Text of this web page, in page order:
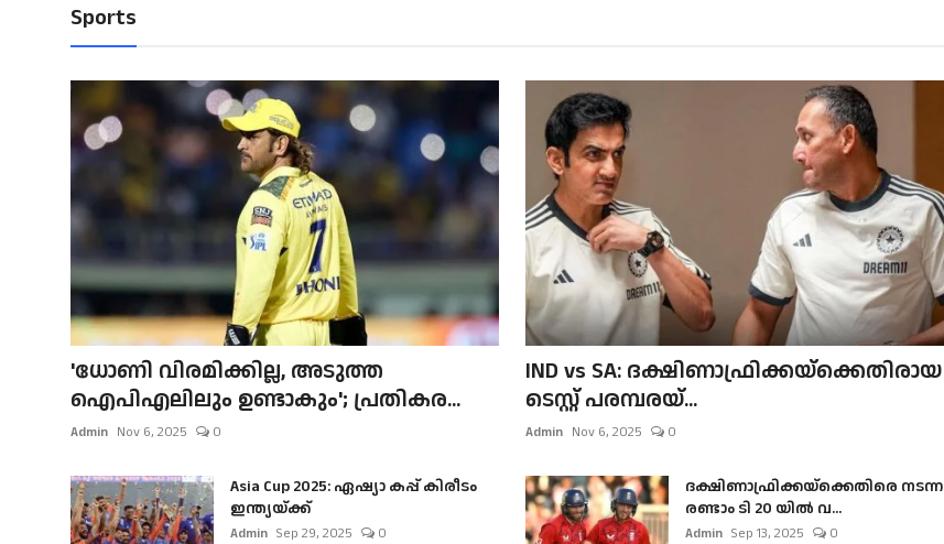
Sports
'ധോണി വിരമിക്കില്ല, അടുത്ത
ഐപിഎലിലും ഉണ്ടാകും'; പ്രതികര...
Admin Nov 6, 2025 0
IND vs SA: ദക്ഷിണാഫ്രിക്കയ്‌ക്കെതിരായ
ടെസ്റ്റ് പരമ്പരയ്...
Admin Nov 6, 2025 0
Asia Cup 2025: ഏഷ്യാ കപ്പ് കിരീടം
ഇന്ത്യയ്ക്ക്
Admin Sep 29, 2025 0
ദക്ഷിണാഫ്രിക്കയ്‌ക്കെതിരെ നടന്ന
രണ്ടാം ടി 20 യിൽ വ...
Admin Sep 13, 2025 0